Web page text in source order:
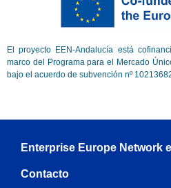
El proyecto EEN-Andalucía está
marco del Programa para el Mercado
bajo el acuerdo de subvención nº
Enterprise Europe Network
Contacto